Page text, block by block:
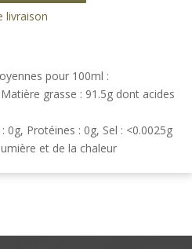
livraison
pour 100ml :
grasse : 91.5g dont acides
0g, Protéines : 0g, Sel : <0.0025g
et de la chaleur